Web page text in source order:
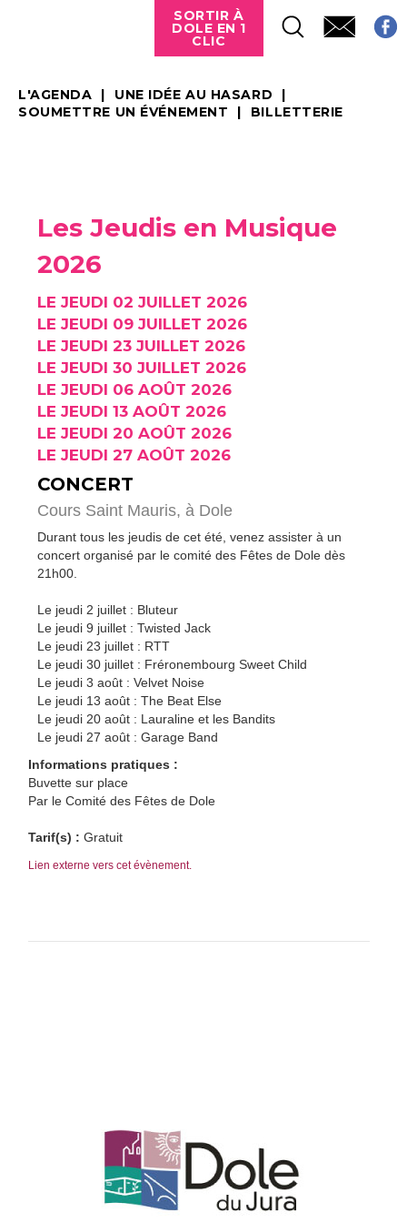
SORTIR À
DOLE EN 1
CLIC
L'AGENDA
UNE IDÉE AU HASARD
SOUMETTRE UN ÉVÉNEMENT
BILLETTERIE
Les Jeudis en Musique
2026
LE JEUDI 02 JUILLET 2026
LE JEUDI 09 JUILLET 2026
LE JEUDI 23 JUILLET 2026
LE JEUDI 30 JUILLET 2026
LE JEUDI 06 AOÛT 2026
LE JEUDI 13 AOÛT 2026
LE JEUDI 20 AOÛT 2026
LE JEUDI 27 AOÛT 2026
CONCERT
Cours Saint Mauris, à Dole
Durant tous les jeudis de cet été, venez assister à un
concert organisé par le comité des Fêtes de Dole dès
21h00.
Le jeudi 2 juillet : Bluteur
Le jeudi 9 juillet : Twisted Jack
Le jeudi 23 juillet : RTT
Le jeudi 30 juillet : Fréronembourg Sweet Child
Le jeudi 3 août : Velvet Noise
Le jeudi 13 août : The Beat Else
Le jeudi 20 août : Lauraline et les Bandits
Le jeudi 27 août : Garage Band
Informations pratiques :
Buvette sur place
Par le Comité des Fêtes de Dole
Tarif(s) : Gratuit
Lien externe vers cet évènement.